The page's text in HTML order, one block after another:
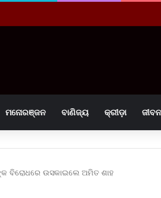
ମନୋରଞ୍ଜନ ବାଣିଜ୍ୟ କ୍ରୀଡ଼ା
ବିରୋଧରେ ଉସକାଇଲେ ଅମିତ ଶାହ